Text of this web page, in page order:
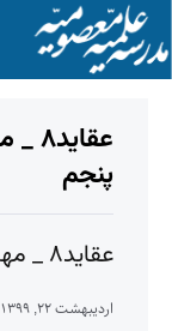
پنجم
عقاید۸ _ مهدی رضائی _ جلسه سی و پنجم
اردیبهشت ۲۲, ۱۳۹۹